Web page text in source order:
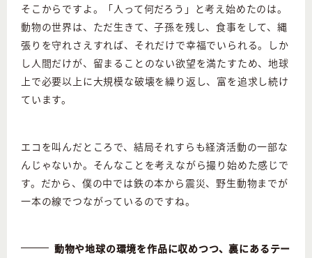
そこからですよ。「人って何だろう」と考え始めたのは。
動物の世界は、ただ生きて、子孫を残し、食事をして、縄
張りを守れさえすれば、それだけで幸福でいられる。しか
し人間だけが、留まることのない欲望を満たすため、地球
上で必要以上に大規模な破壊を繰り返し、富を追求し続け
ています。
エコを叫んだところで、結局それすらも経済活動の一部な
んじゃないか。そんなことを考えながら撮り始めた感じで
す。だから、僕の中では鉄の本から震災、野生動物までが
一本の線でつながっているのですね。
動物や地球の環境を作品に収めつつ、裏にあるテー